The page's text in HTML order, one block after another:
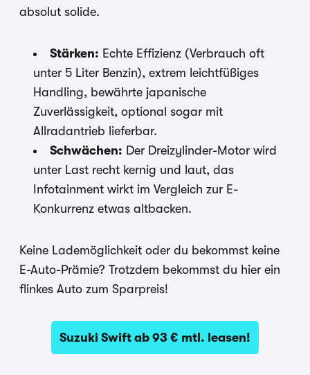
absolut solide.
Stärken: Echte Effizienz (Verbrauch oft
unter 5 Liter Benzin), extrem leichtfüßiges
Handling, bewährte japanische
Zuverlässigkeit, optional sogar mit
Allradantrieb lieferbar.
Schwächen: Der Dreizylinder-Motor wird
unter Last recht kernig und laut, das
Infotainment wirkt im Vergleich zur E-
Konkurrenz etwas altbacken.
Keine Lademöglichkeit oder du bekommst keine
E-Auto-Prämie? Trotzdem bekommst du hier ein
flinkes Auto zum Sparpreis!
Suzuki Swift ab 93 € mtl. leasen!